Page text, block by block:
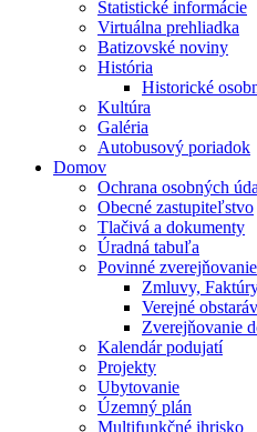
Štatistické informácie
Virtuálna prehliadka
Batizovské noviny
História
Historické
Kultúra
Galéria
Autobusový poriadok
Domov
Ochrana osobných
Obecné zastupiteľstvo
Tlačivá a dokumenty
Úradná tabuľa
Povinné zverejňovanie
Zmluvy,
Verejné
Zverejňovanie
Kalendár podujatí
Projekty
Ubytovanie
Územný plán
Multifunkčné ihrisko